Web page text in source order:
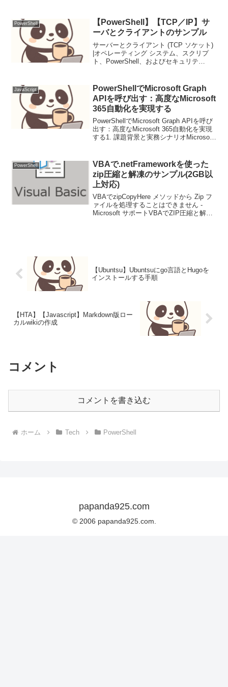
今回はこ...
PowerShell
【PowerShell】【TCP／IP】サ
ーバとクライアントのサンプル
サーバーとクライアント (TCP ソケット)
|オペレーティング システム、スクリプ
ト、PowerShell、およびセキュリテ
た。まずサーバ側については、...
JavaScript
PowerShellでMicrosoft Graph
APIを呼び出す：高度なMicrosoft
365自動化を実現する
PowerShellでMicrosoft Graph APIを呼び
出す：高度なMicrosoft 365自動化を実現
する1. 課題背景と実務シナリオMicrosoft
PowerShell
VBAで.netFrameworkを使った
zip圧縮と解凍のサンプル(2GB以
上対応)
VBAでzipCopyHere メソッドから Zip フ
ァイルを処理することはできません -
Microsoft サポートVBAでZIP圧縮と解凍
【Ubuntsu】Ubuntsuにgo言語とHugoを
インストールする手順
【HTA】【Javascript】Markdown版ロー
カルwikiの作成
コメント
コメントを書き込む
ホーム Tech PowerShell
papanda925.com
© 2006 papanda925.com.